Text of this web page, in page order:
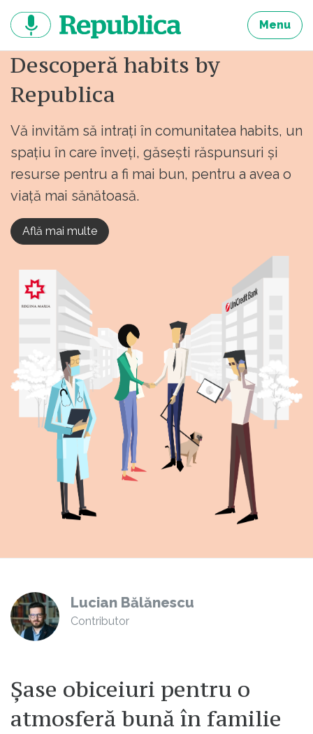
continut
Menu
Descoperă habits by
Republica
Vă invităm să intrați în comunitatea habits, un
spațiu în care înveți, găsești răspunsuri și
resurse pentru a fi mai bun, pentru a avea o
viață mai sănătoasă.
Află mai multe
Lucian Bălănescu
Contributor
Șase obiceiuri pentru o
atmosferă bună în familie